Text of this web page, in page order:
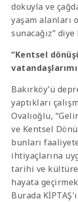
dokuyla ve
yaşam alanları
sunacağız”
“Kentsel
Bakırköy’ü
yaptıkları
Ovalıoğlu,
ve Kentsel
bunları
ihtiyaçlarına
tarihi ve
hayata
Burada